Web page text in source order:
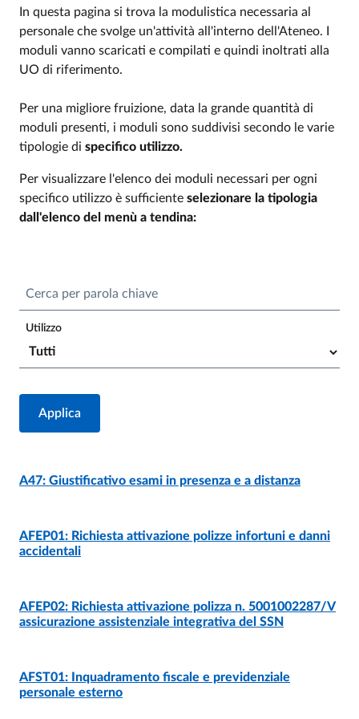
In questa pagina si trova la modulistica necessaria al
personale che svolge un'attività all'interno dell'Ateneo. I
moduli vanno scaricati e compilati e quindi inoltrati alla
UO di riferimento.
Per una migliore fruizione, data la grande quantità di
moduli presenti, i moduli sono suddivisi secondo le varie
tipologie di specifico utilizzo.
Per visualizzare l'elenco dei moduli necessari per ogni
specifico utilizzo è sufficiente selezionare la tipologia
dall'elenco del menù a tendina:
Cerca per parola chiave
Utilizzo
DOCUMENTO- ULTIMO AGGIORNAMENTO:12/07/2022
A47: Giustificativo esami in presenza e a distanza
DOCUMENTO- ULTIMO AGGIORNAMENTO:25/02/2016
AFEP01: Richiesta attivazione polizze infortuni e danni
accidentali
DOCUMENTO- ULTIMO AGGIORNAMENTO:03/11/2020
AFEP02: Richiesta attivazione polizza n. 5001002287/V
assicurazione assistenziale integrativa del SSN
DOCUMENTO- ULTIMO AGGIORNAMENTO:17/02/2026
AFST01: Inquadramento fiscale e previdenziale
personale esterno